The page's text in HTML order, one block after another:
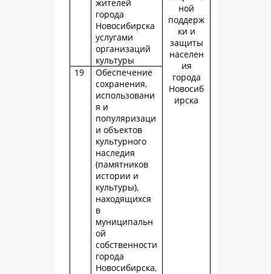
ной
поддерж
ки и
защиты
населен
ия
города
Новосиб
ирска
жителей
города
Новосибирска
услугами
организаций
культуры
19
Обеспечение
сохранения,
использовани
я и
популяризаци
и объектов
культурного
наследия
(памятников
истории и
культуры),
находящихся
в
муниципальн
ой
собственности
города
Новосибирска,